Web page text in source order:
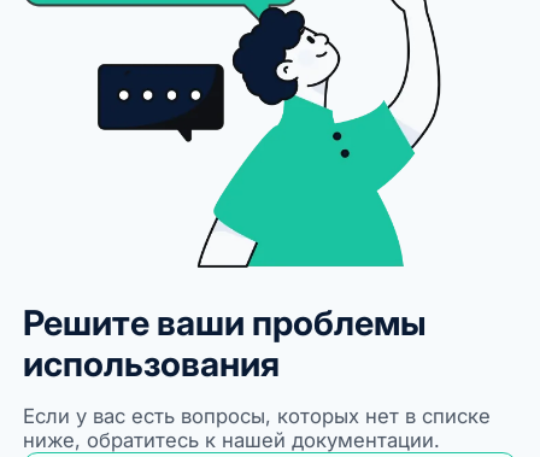
Решите ваши проблемы
использования
Если у вас есть вопросы, которых нет в списке
ниже, обратитесь к нашей документации.